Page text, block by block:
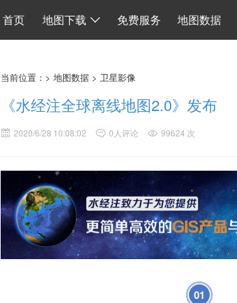
首页 地图下载 免费服务 地图数据
当前位置：> 地图数据 > 卫星影像
《水经注全球离线地图2.0》发布
2020/6/28 10:08:02 0人评论 99624 次
01